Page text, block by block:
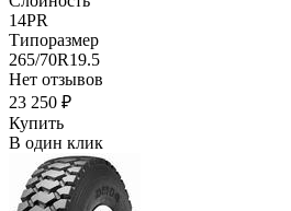
14PR
Типоразмер
265/70R19.5
Нет отзывов
23 250 ₽
Купить
В один клик